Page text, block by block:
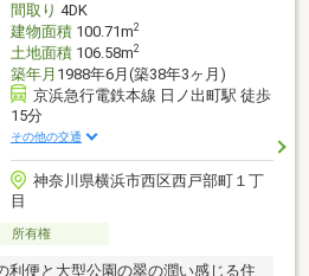
間取り 4DK
建物面積100.71m2
土地面積106.58m2
築年月 1988年6月(築38年3ヶ月)
京浜急行電鉄本線 日ノ出町駅 徒歩
15分
その他の交通
神奈川県横浜市西区西戸部町１丁
目
所有権
利便と大型公園の翠の潤い感じる住